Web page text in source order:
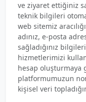
ve ziyaret ettiğiniz
teknik bilgileri
web sitemiz
adınız, e-posta
sağladığınız
hizmetlerimizi
hesap oluşturmaya
platformumuzun
kişisel veri